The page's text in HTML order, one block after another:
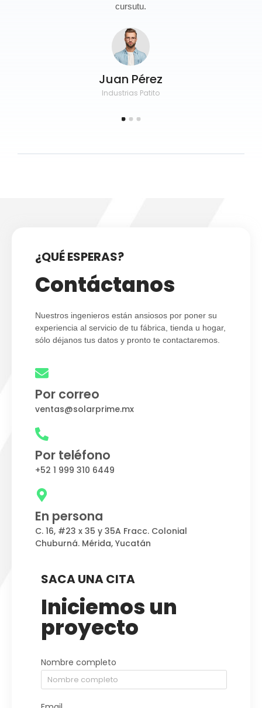
Juan Pérez
Industrias Patito
cursutu.
¿QUÉ ESPERAS?
Contáctanos
Nuestros ingenieros están ansiosos por poner su
experiencia al servicio de tu fábrica, tienda u hogar,
sólo déjanos tus datos y pronto te contactaremos.
Por correo
ventas@solarprime.mx​
Por teléfono
+52 1 999 310 6449
En persona
C. 16, #23 x 35 y 35A Fracc. Colonial
Chuburná. Mérida, Yucatán
SACA UNA CITA
Iniciemos un
proyecto
Nombre completo